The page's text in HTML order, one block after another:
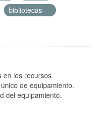
bibliotecas
en los recursos
de equipamiento.
del equipamiento.